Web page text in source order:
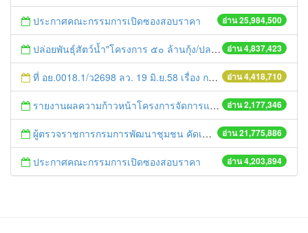
อ่าน 25,984,500
ประกาศคณะกรรมการเปิดซองสอบราคา
อ่าน 4,837,423
ปล่อยพันธุ์สัตว์น้ำ"โครงการ ๕๐ ล้านกุ้ง/ปลา ฟื้นชีวิตใหม่ให้เจ้าพระยา
อ่าน 4,418,710
ที่ อย.0018.1/ว2698 ลว. 19 มิ.ย.58 เรื่อง การแก้ไขปัญหาหนี้สินให้แก่เกษตรกร
อ่าน 2,177,346
รายงานผลความก้าวหน้าโครงการจัดการแก้ไขปัญหาขยะ สัปดาห์ที่ 9/2558
อ่าน 21,775,886
ผู้ตรวจราชการกรมการพัฒนาชุมชน คัดเลือกข้าราชการและลูกจ้างดีเด่น และหน่วยงานพัฒนาชุมชนใสสะอาด ประจำปี ๒๕๕๔
อ่าน 4,203,894
ประกาศคณะกรรมการเปิดซองสอบราคา